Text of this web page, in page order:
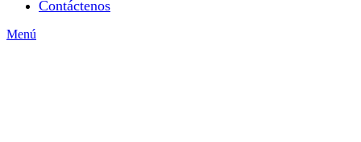
Contáctenos
Menú